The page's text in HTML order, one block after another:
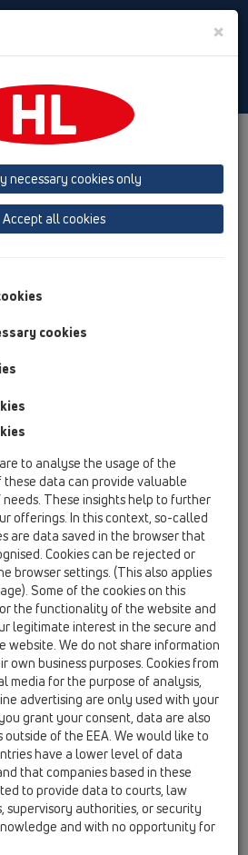
Toggle
05 Bezbariérové sprchy
montáž ke stěně
HL50
100.2
stěně
100.2
100.2
žlab do
z nerezové
instalace ke
materiál a
kryt, bez krytu
délka 1000mm
×
necessary cookies only
Accept all cookies
cookies
to analyse the usage of the
data can provide valuable
needs. These insights help to further
offerings. In this context, so-called
are data saved in the browser that
Cookies can be rejected or
browser settings. (This also applies
Some of the cookies on this
the functionality of the website and
legitimate interest in the secure and
We do not share information
business purposes. Cookies from
media for the purpose of analysis,
advertising are only used with your
grant your consent, data are also
of the EEA. We would like to
have a lower level of data
that companies based in these
to provide data to courts, law
authorities, or security
and with no opportunity for